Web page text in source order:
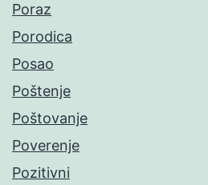
Poraz
Porodica
Posao
Poštenje
Poštovanje
Poverenje
Pozitivni